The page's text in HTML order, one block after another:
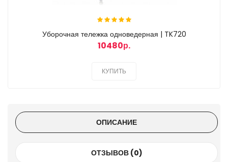
Уборочная тележка одноведерная | TK720
10480р.
КУПИТЬ
ОПИСАНИЕ
ОТЗЫВОВ (0)